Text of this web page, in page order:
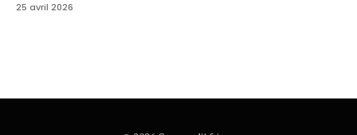
25 avril 2026